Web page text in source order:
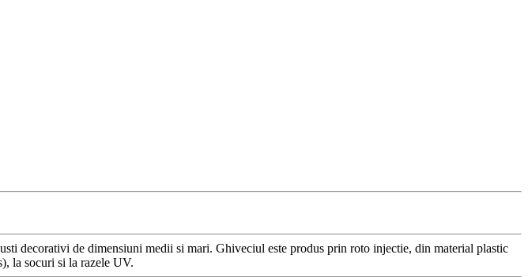
decorativi de dimensiuni medii si mari. Ghiveciul este produs prin roto injectie, din material plastic
la socuri si la razele UV.